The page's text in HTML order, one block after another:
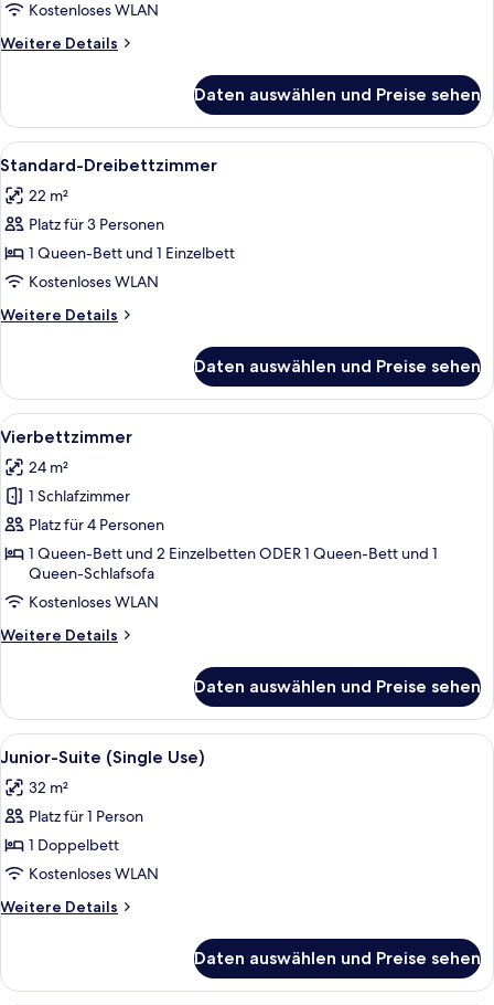
anzeigen
Kostenloses WLAN
Weitere Details
Weitere
Zweibettzimmer
Daten auswählen und Preise sehen
Alle
Fotos
für
Standard-
Dreibettzimmer
anzeigen
Ein modernes Hotelzimmer mit zwei
4
Standard-Dreibettzimmer
22 m²
Platz für 3 Personen
1 Queen-Bett und 1 Einzelbett
Kostenloses WLAN
Weitere Details
Weitere
Dreibettzimmer
Daten auswählen und Preise sehen
Alle
Fotos
für
Vierbettzimmer
anzeigen
Ein modernes Hotelzimmer mit zwei
4
Vierbettzimmer
24 m²
1 Schlafzimmer
Platz für 4 Personen
1 Queen-Bett und 2 Einzelbetten ODER 1 Queen-Bett und 1
Queen-Schlafsofa
Kostenloses WLAN
Weitere Details
Weitere
Daten auswählen und Preise sehen
Alle
Fotos
für
Junior-
Suite
(Single
Use)
anzeigen
Ein Hotelzimmer mit einem großen
4
Junior-Suite (Single Use)
32 m²
Platz für 1 Person
1 Doppelbett
Kostenloses WLAN
Weitere Details
Weitere
Suite
Daten auswählen und Preise sehen